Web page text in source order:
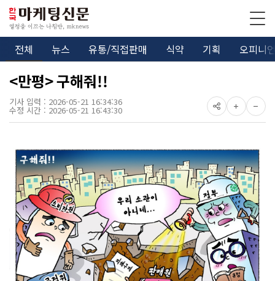
전체 뉴스 유통/직접판매 식약 기획 오피니
<만평> 구해줘!!
기사 입력 : 2026-05-21 16:34:36
수정 시간 : 2026-05-21 16:43:30